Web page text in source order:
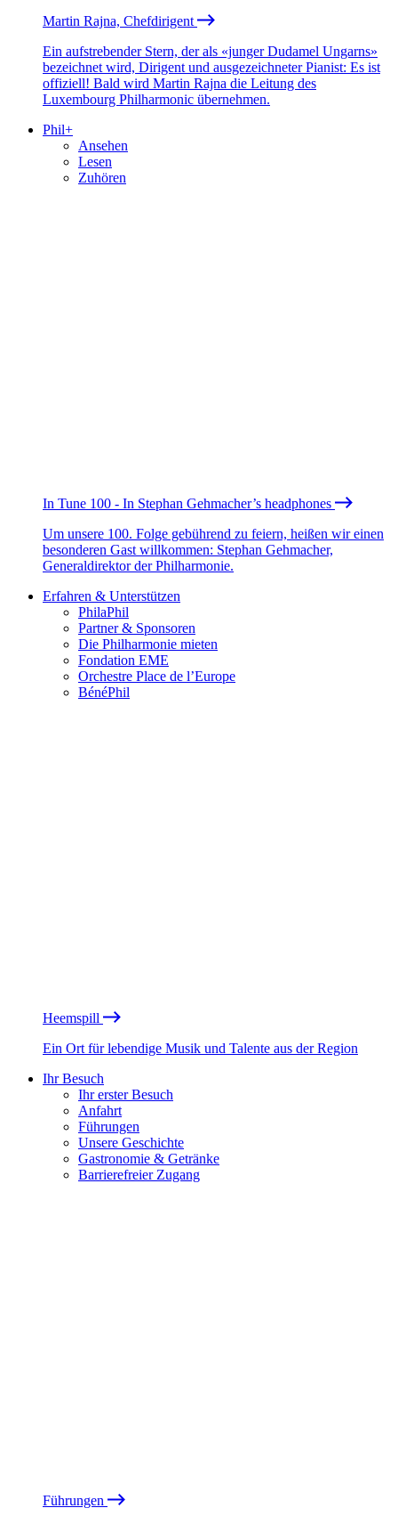
Martin Rajna, Chefdirigent
Ein aufstrebender Stern, der als «junger Dudamel Ungarns»
bezeichnet wird, Dirigent und ausgezeichneter Pianist: Es ist
offiziell! Bald wird Martin Rajna die Leitung des
Luxembourg Philharmonic übernehmen.
Phil+
Ansehen
Lesen
Zuhören
In Tune 100 - In Stephan Gehmacher’s headphones
Um unsere 100. Folge gebührend zu feiern, heißen wir einen
besonderen Gast willkommen: Stephan Gehmacher,
Generaldirektor der Philharmonie.
Erfahren & Unterstützen
PhilaPhil
Partner & Sponsoren
Die Philharmonie mieten
Fondation EME
Orchestre Place de l’Europe
BénéPhil
Heemspill
Ein Ort für lebendige Musik und Talente aus der Region
Ihr Besuch
Ihr erster Besuch
Anfahrt
Führungen
Unsere Geschichte
Gastronomie & Getränke
Barrierefreier Zugang
Führungen